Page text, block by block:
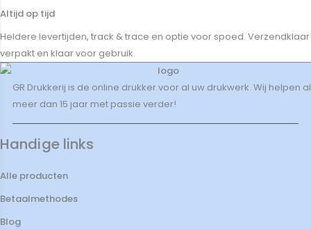
Altijd op tijd
Heldere levertijden, track & trace en optie voor spoed. Verzendklaar
verpakt en klaar voor gebruik.
GR Drukkerij is de online drukker voor al uw drukwerk. Wij helpen al
meer dan 15 jaar met passie verder!
Handige links
Alle producten
Betaalmethodes
Blog